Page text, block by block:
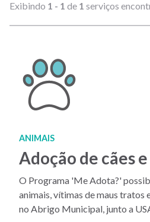
Exibindo 1 - 1 de 1 serviços
ANIMAIS
Adoção de cães
O Programa 'Me Adota?'
animais, vítimas de maus tratos
no Abrigo Municipal, junto a